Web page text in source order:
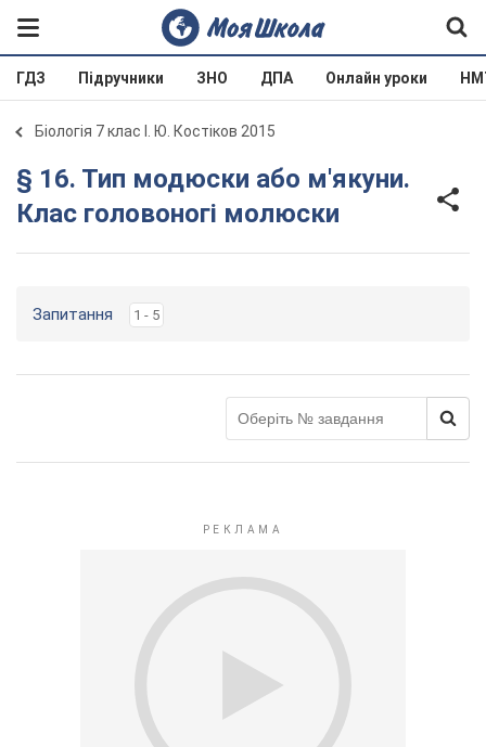
ГДЗ Підручники ЗНО ДПА Онлайн уроки
Біологія 7 клас І. Ю. Костіков 2015
§ 16. Тип модюски або м'якуни.
Клас головоногі молюски
Запитання 1 - 5